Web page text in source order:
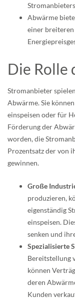
Abwärme
einer breiteren
Die Rolle
Stromanbieter
Abwärme. Sie
einspeisen oder für
Förderung der
worden, die
Prozentsatz der von
gewinnen.
Große
produzieren,
eigenständig
einspeisen.
senken und
Spezialisierte
Bereitstellung
können
deren
Kunden